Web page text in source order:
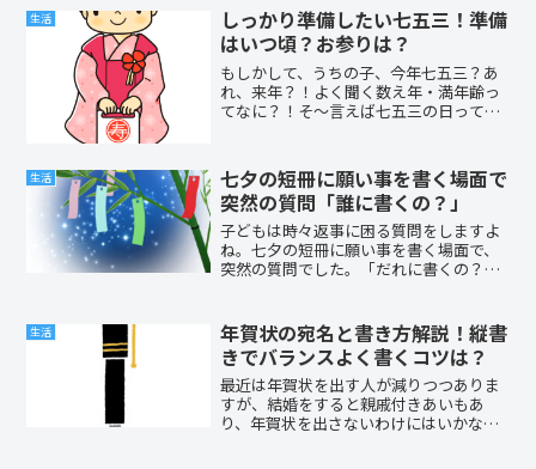
クになったし、かかる時間も短くなった
と考える人は多いと思いま...
生活
しっかり準備したい七五三！準備
はいつ頃？お参りは？
もしかして、うちの子、今年七五三？あ
れ、来年？！よく聞く数え年・満年齢っ
てなに？！そ～言えば七五三の日ってい
参りに行かなかったら、子供に災難がか
かってしまう？！なんて、...
生活
七夕の短冊に願い事を書く場面で
突然の質問「誰に書くの？」
子どもは時々返事に困る質問をしますよ
ね。七夕の短冊に願い事を書く場面で、
突然の質問でした。「だれに書くの？」
ておく必要があるな、と考えるようにな
りました。この記事では、...
生活
年賀状の宛名と書き方解説！縦書
きでバランスよく書くコツは？
最近は年賀状を出す人が減りつつありま
すが、結婚をすると親戚付きあいもあ
り、年賀状を出さないわけにはいかない